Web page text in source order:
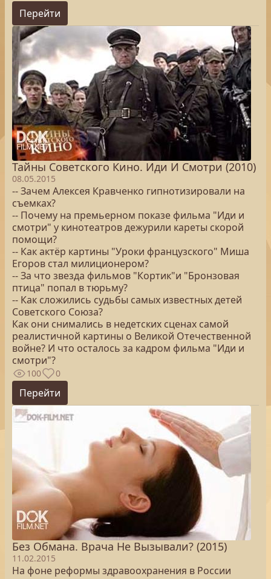
Перейти
Тайны Советского Кино. Иди И Смотри (2010)
08.05.2015
-- Зачем Алексея Кравченко гипнотизировали на
съемках?
-- Почему на премьерном показе фильма "Иди и
смотри" у кинотеатров дежурили кареты скорой
помощи?
-- Как актёр картины "Уроки французского" Миша
Егоров стал милиционером?
-- За что звезда фильмов "Кортик"и "Бронзовая
птица" попал в тюрьму?
-- Как сложились судьбы самых известных детей
Советского Союза?
Как они снимались в недетских сценах самой
реалистичной картины о Великой Отечественной
войне? И что осталось за кадром фильма "Иди и
смотри"?
100 0
Перейти
Без Обмана. Врача Не Вызывали? (2015)
11.02.2015
На фоне реформы здравоохранения в России